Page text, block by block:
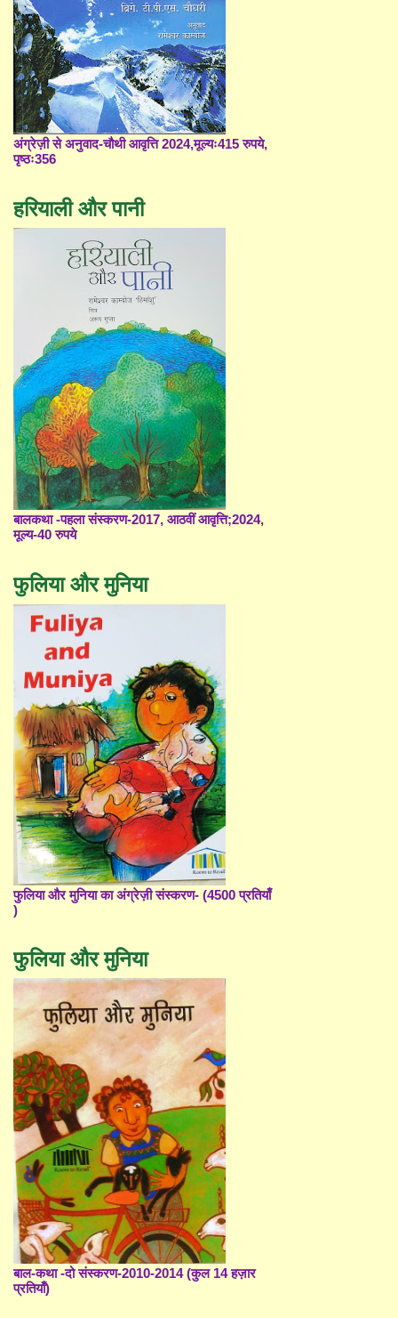
अंग्रेज़ी से अनुवाद-चौथी आवृत्ति 2024,मूल्यः415 रुपये,
पृष्ठः356
हरियाली और पानी
बालकथा -पहला संस्करण-2017, आठवीं आवृत्ति;2024,
मूल्य-40 रुपये
फुलिया और मुनिया
फुलिया और मुनिया का अंग्रेज़ी संस्करण- (4500 प्रतियाँ
)
फुलिया और मुनिया
बाल-कथा -दो संस्करण-2010-2014 (कुल 14 हज़ार
प्रतियाँ)